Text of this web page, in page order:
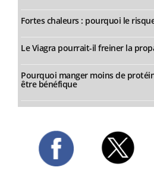
Fortes chaleurs : pourquoi le
Le Viagra pourrait-il freiner la
Pourquoi manger moins de
être bénéfique